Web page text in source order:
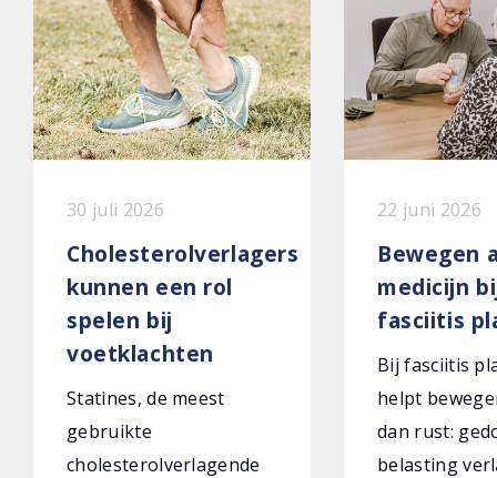
30 juli 2026
Cholesterolverlagers
kunnen een rol
spelen bij
voetklachten
Statines, de meest
gebruikte
cholesterolverlagende
22 juni 2026
Bewegen
medicijn
fasciitis
Bij fasciitis
helpt
dan rust:
belasting